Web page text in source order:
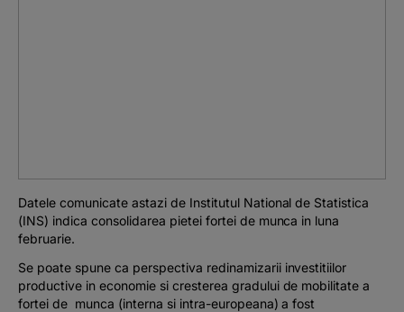
The MacRO Zone
Pentru antreprenori
Banking, pe relaxare
Datele comunicate astazi de Institutul National de Statistica
(INS) indica consolidarea pietei fortei de munca in luna
februarie.
Se poate spune ca perspectiva redinamizarii investitiilor
productive in economie si cresterea gradului de mobilitate a
fortei de munca (interna si intra-europeana) a fost